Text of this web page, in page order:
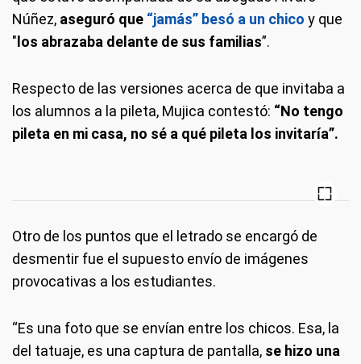
Núñez, aseguró que “jamás” besó a un chico y que
" los abrazaba delante de sus familias”.
Respecto de las versiones acerca de que invitaba a
los alumnos a la pileta, Mujica contestó: “No tengo
pileta en mi casa, no sé a qué pileta los invitaría”.
Otro de los puntos que el letrado se encargó de
desmentir fue el supuesto envío de imágenes
provocativas a los estudiantes.
“Es una foto que se envían entre los chicos. Esa, la
del tatuaje, es una captura de pantalla, se hizo una